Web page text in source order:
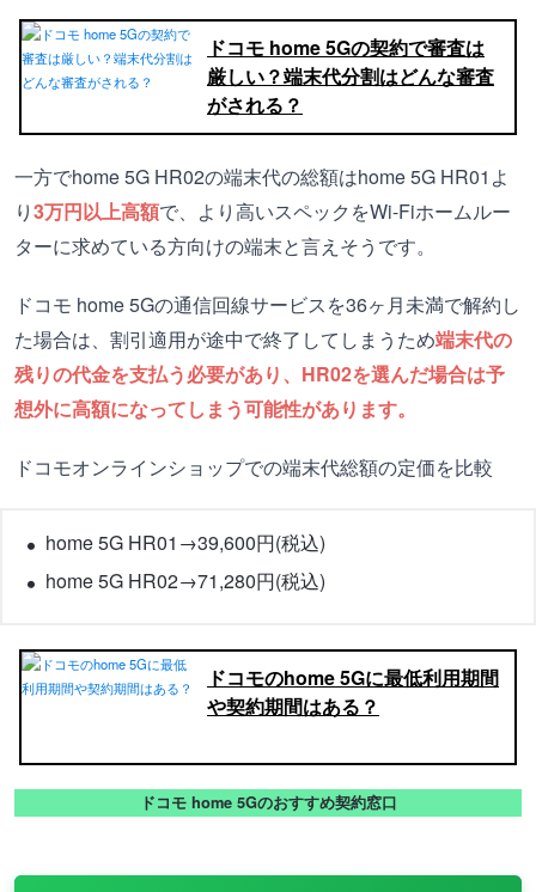
ドコモ home 5Gの契約で審査は
厳しい？端末代分割はどんな審査
がされる？
一方でhome 5G HR02の端末代の総額はhome 5G HR01よ
り3万円以上高額で、より高いスペックをWi-Fiホームルー
ターに求めている方向けの端末と言えそうです。
ドコモ home 5Gの通信回線サービスを36ヶ月未満で解約し
た場合は、割引適用が途中で終了してしまうため端末代の
残りの代金を支払う必要があり、HR02を選んだ場合は予
想外に高額になってしまう可能性があります。
ドコモオンラインショップでの端末代総額の定価を比較
home 5G HR01→39,600円(税込)
home 5G HR02→71,280円(税込)
ドコモのhome 5Gに最低利用期間
や契約期間はある？
ドコモ home 5Gのおすすめ契約窓口